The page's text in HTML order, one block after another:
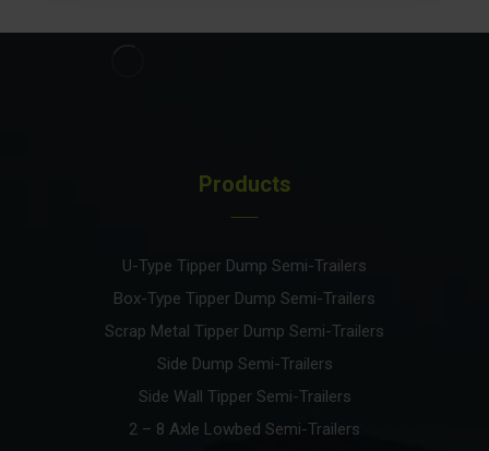
Products
U-Type Tipper Dump Semi-Trailers
Box-Type Tipper Dump Semi-Trailers
Scrap Metal Tipper Dump Semi-Trailers
Side Dump Semi-Trailers
Side Wall Tipper Semi-Trailers
2 – 8 Axle Lowbed Semi-Trailers